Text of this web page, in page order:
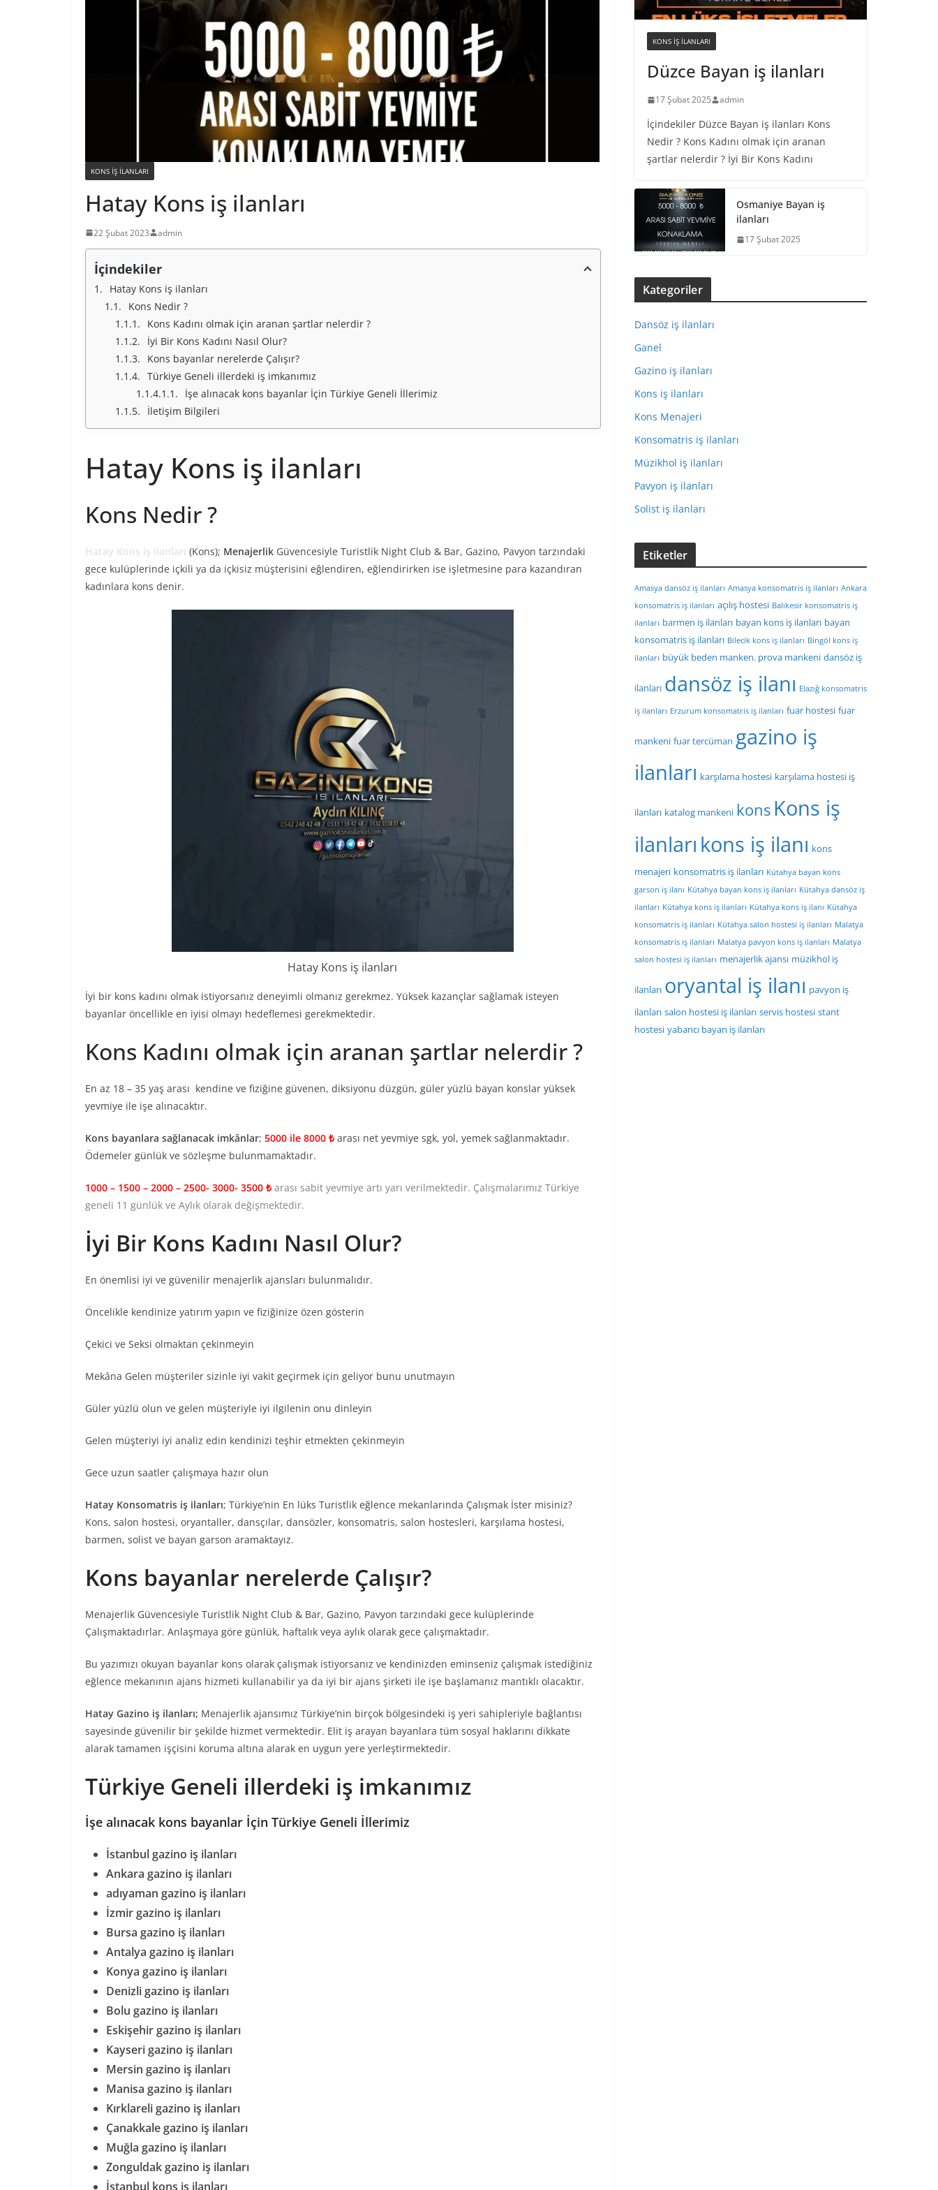
KONS IŞ ILANLARI
Hatay Kons iş ilanları
22 Şubat 2023 admin
İçindekiler
Hatay Kons iş ilanları
Kons Nedir ?
Kons Kadını olmak için aranan şartlar nelerdir ?
İyi Bir Kons Kadını Nasıl Olur?
Kons bayanlar nerelerde Çalışır?
Türkiye Geneli illerdeki iş imkanımız
İşe alınacak kons bayanlar İçin Türkiye Geneli İllerimiz
İletişim Bilgileri
Hatay Kons iş ilanları
Kons Nedir ?
Hatay Kons iş ilanları (Kons); Menajerlik Güvencesiyle Turistlik Night Club & Bar, Gazino, Pavyon tarzındaki
gece kulüplerinde içkili ya da içkisiz müşterisini eğlendiren, eğlendirirken ise işletmesine para kazandıran
kadınlara kons denir.
Hatay Kons iş ilanları
İyi bir kons kadını olmak istiyorsanız deneyimli olmanız gerekmez. Yüksek kazançlar sağlamak isteyen
bayanlar öncellikle en iyisi olmayı hedeflemesi gerekmektedir.
Kons Kadını olmak için aranan şartlar nelerdir ?
En az 18 – 35 yaş arası kendine ve fiziğine güvenen, diksiyonu düzgün, güler yüzlü bayan konslar yüksek
yevmiye ile işe alınacaktır.
Kons bayanlara sağlanacak imkânlar; 5000 ile 8000 ₺ arası net yevmiye sgk, yol, yemek sağlanmaktadır.
Ödemeler günlük ve sözleşme bulunmamaktadır.
1000 – 1500 – 2000 – 2500- 3000- 3500 ₺ arası sabit yevmiye artı yarı verilmektedir. Çalışmalarımız Türkiye
geneli 11 günlük ve Aylık olarak değişmektedir.
İyi Bir Kons Kadını Nasıl Olur?
En önemlisi iyi ve güvenilir menajerlik ajansları bulunmalıdır.
Öncelikle kendinize yatırım yapın ve fiziğinize özen gösterin
Çekici ve Seksi olmaktan çekinmeyin
Mekâna Gelen müşteriler sizinle iyi vakit geçirmek için geliyor bunu unutmayın
Güler yüzlü olun ve gelen müşteriyle iyi ilgilenin onu dinleyin
Gelen müşteriyi iyi analiz edin kendinizi teşhir etmekten çekinmeyin
Gece uzun saatler çalışmaya hazır olun
Hatay Konsomatris iş ilanları; Türkiye’nin En lüks Turistlik eğlence mekanlarında Çalışmak İster misiniz?
Kons, salon hostesi, oryantaller, dansçılar, dansözler, konsomatris, salon hostesleri, karşılama hostesi,
barmen, solist ve bayan garson aramaktayız.
Kons bayanlar nerelerde Çalışır?
Menajerlik Güvencesiyle Turistlik Night Club & Bar, Gazino, Pavyon tarzındaki gece kulüplerinde
Çalışmaktadırlar. Anlaşmaya göre günlük, haftalık veya aylık olarak gece çalışmaktadır.
Bu yazımızı okuyan bayanlar kons olarak çalışmak istiyorsanız ve kendinizden eminseniz çalışmak istediğiniz
eğlence mekanının ajans hizmeti kullanabilir ya da iyi bir ajans şirketi ile işe başlamanız mantıklı olacaktır.
Hatay Gazino iş ilanları; Menajerlik ajansımız Türkiye’nin birçok bölgesindeki iş yeri sahipleriyle bağlantısı
sayesinde güvenilir bir şekilde hizmet vermektedir. Elit iş arayan bayanlara tüm sosyal haklarını dikkate
alarak tamamen işçisini koruma altına alarak en uygun yere yerleştirmektedir.
Türkiye Geneli illerdeki iş imkanımız
İşe alınacak kons bayanlar İçin Türkiye Geneli İllerimiz
İstanbul gazino iş ilanları
Ankara gazino iş ilanları
adıyaman gazino iş ilanları
İzmir gazino iş ilanları
Bursa gazino iş ilanları
Antalya gazino iş ilanları
Konya gazino iş ilanları
Denizli gazino iş ilanları
Bolu gazino iş ilanları
Eskişehir gazino iş ilanları
Kayseri gazino iş ilanları
Mersin gazino iş ilanları
Manisa gazino iş ilanları
Kırklareli gazino iş ilanları
Çanakkale gazino iş ilanları
Muğla gazino iş ilanları
Zonguldak gazino iş ilanları
İstanbul kons iş ilanları
KONS IŞ ILANLARI
Düzce Bayan iş ilanları
17 Şubat 2025 admin
İçindekiler Düzce Bayan iş ilanları Kons
Nedir ? Kons Kadını olmak için aranan
şartlar nelerdir ? İyi Bir Kons Kadını
Osmaniye Bayan iş
ilanları
17 Şubat 2025
Kategoriler
Dansöz iş ilanları
Ganel
Gazino iş ilanları
Kons iş ilanları
Kons Menajeri
Konsomatris iş ilanları
Müzikhol iş ilanları
Pavyon iş ilanları
Solist iş ilanları
Etiketler
Amasya dansöz iş ilanları Amasya konsomatris iş ilanları Ankara
konsomatris iş ilanları açılış hostesi Balıkesir konsomatris iş
ilanları barmen iş ilanları bayan kons iş ilanları bayan
konsomatris iş ilanları Bilecik kons iş ilanları Bingöl kons iş
ilanları büyük beden manken. prova mankeni dansöz iş
ilanları dansöz iş ilanı Elazığ konsomatris
iş ilanları Erzurum konsomatris iş ilanları fuar hostesi fuar
mankeni fuar tercüman gazino iş
ilanları karşılama hostesi karşılama hostesi iş
ilanları katalog mankeni kons Kons iş
ilanları kons iş ilanı kons
menajeri konsomatris iş ilanları Kütahya bayan kons
garson iş ilanı Kütahya bayan kons iş ilanları Kütahya dansöz iş
ilanları Kütahya kons iş ilanları Kütahya kons iş ilanı Kütahya
konsomatris iş ilanları Kütahya salon hostesi iş ilanları Malatya
konsomatris iş ilanları Malatya pavyon kons iş ilanları Malatya
salon hostesi iş ilanları menajerlik ajansı müzikhol iş
ilanları oryantal iş ilanı pavyon iş
ilanları salon hostesi iş ilanları servis hostesi stant
hostesi yabancı bayan iş ilanları